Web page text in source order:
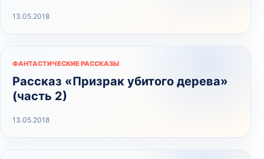
13.05.2018
ФАНТАСТИЧЕСКИЕ РАССКАЗЫ
Рассказ «Призрак убитого дерева»
(часть 2)
13.05.2018